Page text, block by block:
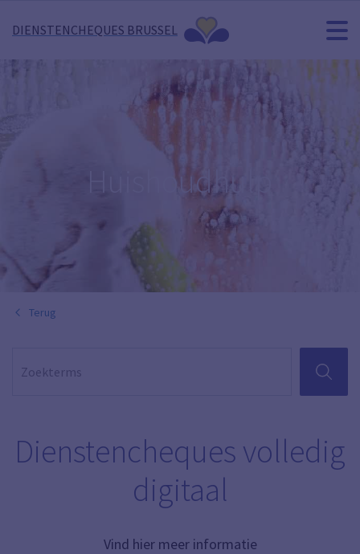
DIENSTENCHEQUES BRUSSEL
Huishoudhulp
Terug
ZOEKEN
Dienstencheques volledig
digitaal
Vind hier meer informatie